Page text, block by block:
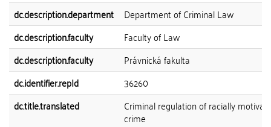
dc.description.department
Department of Criminal Law
dc.description.faculty
Faculty of Law
dc.description.faculty
Právnická fakulta
dc.identifier.repId
36260
dc.title.translated
Criminal regulation of racially
crime